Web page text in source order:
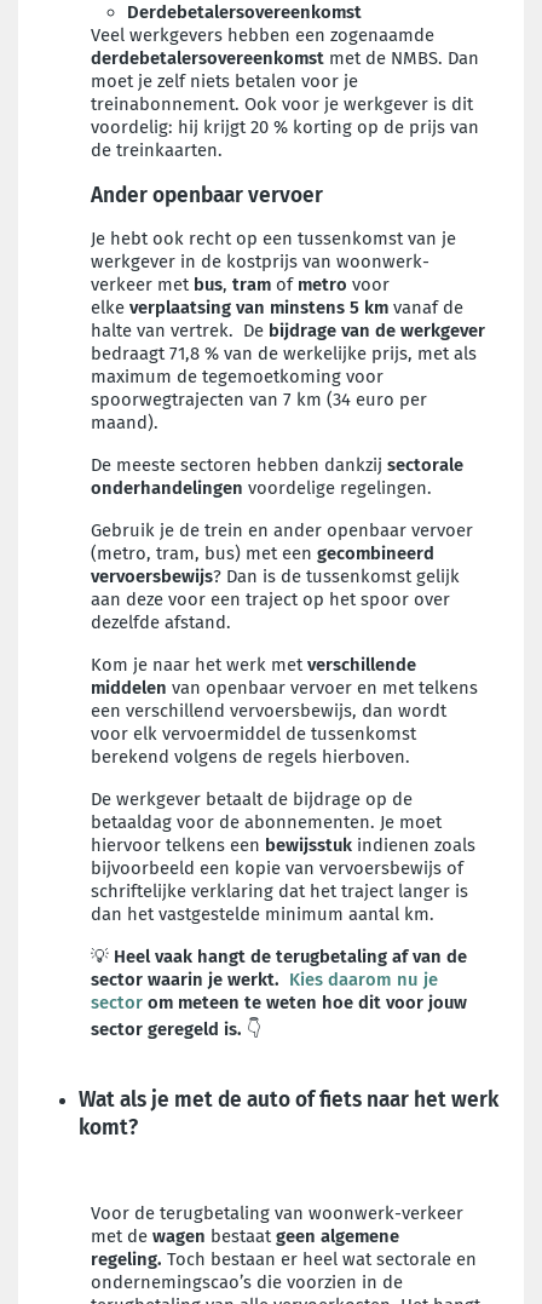
Derdebetalersovereenkomst
Veel werkgevers hebben een zogenaamde
derdebetalersovereenkomst met de NMBS. Dan
moet je zelf niets betalen voor je
treinabonnement. Ook voor je werkgever is dit
voordelig: hij krijgt 20 % korting op de prijs van
de treinkaarten.
Ander openbaar vervoer
Je hebt ook recht op een tussenkomst van je
werkgever in de kostprijs van woonwerk-
verkeer met bus, tram of metro voor
elke verplaatsing van minstens 5 km vanaf de
halte van vertrek. De bijdrage van de werkgever
bedraagt 71,8 % van de werkelijke prijs, met als
maximum de tegemoetkoming voor
spoorwegtrajecten van 7 km (34 euro per
maand).
De meeste sectoren hebben dankzij sectorale
onderhandelingen voordelige regelingen.
Gebruik je de trein en ander openbaar vervoer
(metro, tram, bus) met een gecombineerd
vervoersbewijs? Dan is de tussenkomst gelijk
aan deze voor een traject op het spoor over
dezelfde afstand.
Kom je naar het werk met verschillende
middelen van openbaar vervoer en met telkens
een verschillend vervoersbewijs, dan wordt
voor elk vervoermiddel de tussenkomst
berekend volgens de regels hierboven.
De werkgever betaalt de bijdrage op de
betaaldag voor de abonnementen. Je moet
hiervoor telkens een bewijsstuk indienen zoals
bijvoorbeeld een kopie van vervoersbewijs of
schriftelijke verklaring dat het traject langer is
dan het vastgestelde minimum aantal km.
💡 Heel vaak hangt de terugbetaling af van de
sector waarin je werkt. Kies daarom nu je
sector om meteen te weten hoe dit voor jouw
sector geregeld is. 👇
Wat als je met de auto of fiets naar het werk
komt?
Voor de terugbetaling van woonwerk-verkeer
met de wagen bestaat geen algemene
regeling. Toch bestaan er heel wat sectorale en
ondernemingscao’s die voorzien in de